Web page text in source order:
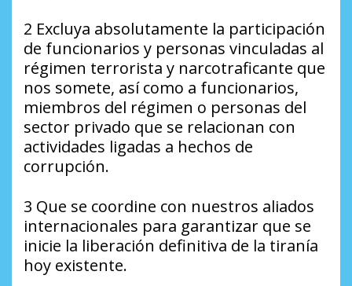
2 Excluya absolutamente la participación
de funcionarios y personas vinculadas al
régimen terrorista y narcotraficante que
nos somete, así como a funcionarios,
miembros del régimen o personas del
sector privado que se relacionan con
actividades ligadas a hechos de
corrupción.
3 Que se coordine con nuestros aliados
internacionales para garantizar que se
inicie la liberación definitiva de la tiranía
hoy existente.